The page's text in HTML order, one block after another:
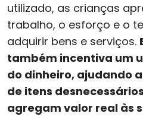
utilizado, as crianças
trabalho, o esforço e o
adquirir bens e serviços.
também incentiva um
do dinheiro, ajudando
de itens
agregam valor real às